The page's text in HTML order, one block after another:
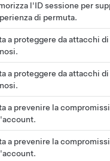
l'ID sessione per
di permuta.
a proteggere da attacchi
a proteggere da attacchi
a prevenire la
a prevenire la